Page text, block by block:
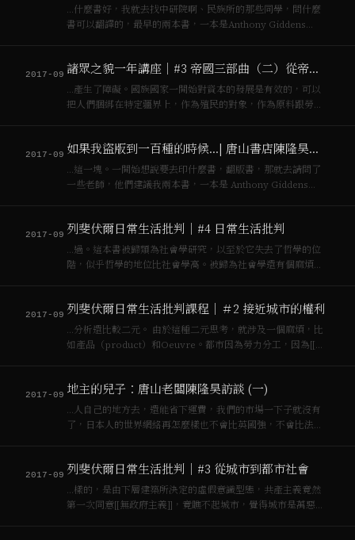
…什麼書好，我就去找中研院啊、民族所的那些同學，問什麼
書可以翻譯的，最早的兩本書，一本是Anthony Giddens
2017-09 諸眾之貌一年講座｜#3 帝國三部曲（二）從帝國主義到帝國
…產生了障礙。國族國家一開始對資本的發展是有效的，可以
把人們捆綁在特定疆界上，作為殖民的對象，作為原料跟勞力
軍隊武力，是殖民力量，但現在也面臨困…
2017-09 如果我盜版到一百種的時候…| 唐山書店陳隆昊訪談 (二)
…這一塊。一開始想說要去印什麼書，翻版書，那就去請問了
一些老師，他們建議我兩本書，一本是 Anthony Giddens
2017-09 列斐伏爾日常生活批判｜#4 日常生活批判
…過。這本書被歸類為社會學研究，以至於它失去了哲學的位
階，似乎哲學的地位比社會學高。被歸為社會學還有個麻煩，
問題要解決。可是[[…
2017-09 列斐伏爾日常生活批判課程｜＃2 接近城市的權利
…分析還比較二元。 由於這種二元思考，就涉及一個麻煩，比
如產品（product）和Oeuvre。都市因為勞力分工，因為[[資
經過時間和空間的漫…
2017-09 地主的兒子：唐山老闆陳隆昊訪談 (一)
…人自己的地方去，還能省下運費，我們的市場一下子就沒有
了，日本人的世界網絡再怎麼樣也不會比英國強，不會比法國
種什麼東西。關西有平地也有小…
2017-09 列斐伏爾日常生活批判｜#3 從城市到都市社會
…樣的，是由下層建築所決定的虛假意識型態，共產主義竟然
第一次同意[[無政府主義]]，竟瞧不起城市，覺得城市是萬惡的